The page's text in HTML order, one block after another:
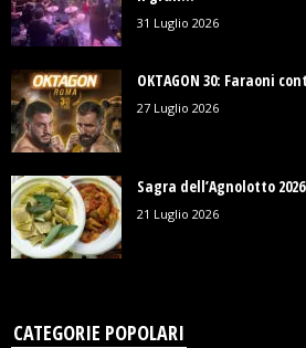
31 Luglio 2026
OKTAGON 30: Faraoni
27 Luglio 2026
Sagra dell’Agnolotto
21 Luglio 2026
CATEGORIE POPOLARI